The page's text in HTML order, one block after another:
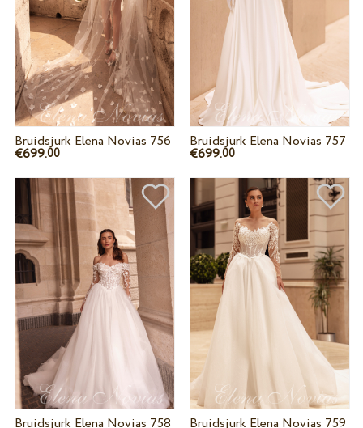
Bruidsjurk Elena Novias 756
€699.00
Bruidsjurk Elena Novias 757
€699.00
Bruidsjurk Elena Novias 758 Bruidsjurk Elena Novias 759